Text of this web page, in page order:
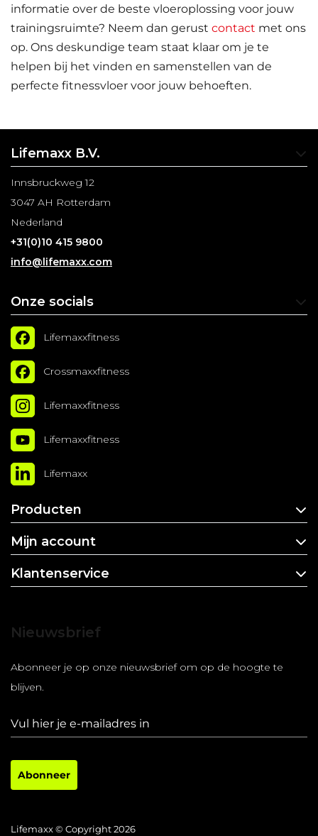
informatie over de beste vloeroplossing voor jouw
trainingsruimte? Neem dan gerust contact met ons
op. Ons deskundige team staat klaar om je te
helpen bij het vinden en samenstellen van de
perfecte fitnessvloer voor jouw behoeften.
Lifemaxx B.V.
Innsbruckweg 12
3047 AH Rotterdam
Nederland
+31(0)10 415 9800
info@lifemaxx.com
Onze socials
Lifemaxxfitness
Crossmaxxfitness
Lifemaxxfitness
Lifemaxxfitness
Lifemaxx
Producten
Mijn account
Klantenservice
Nieuwsbrief
Abonneer je op onze nieuwsbrief om op de hoogte te
blijven.
Abonneer
Lifemaxx © Copyright 2026